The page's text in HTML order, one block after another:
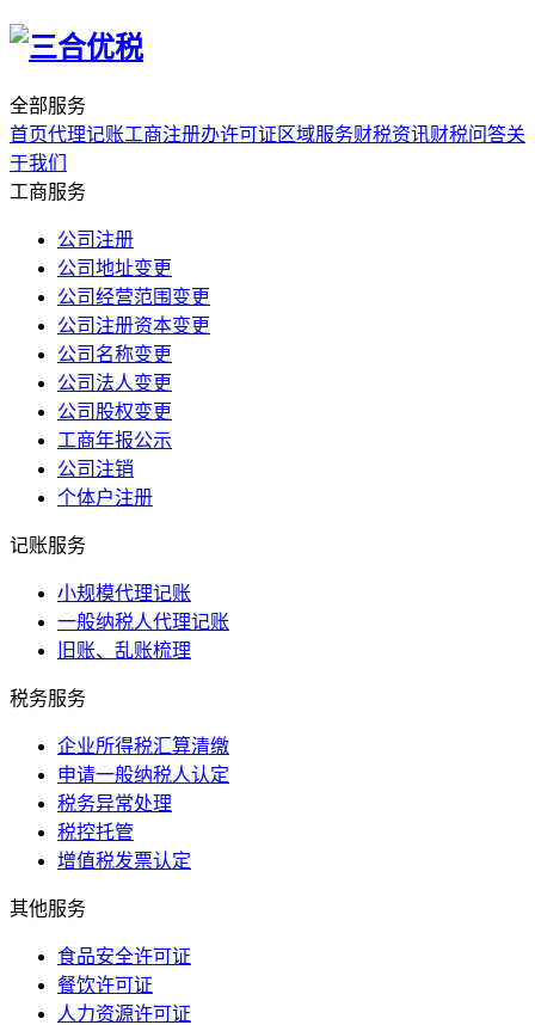
全部服务
首页代理记账工商注册办许可证 区域服务财税资讯财税问答关
于我们
工商服务
公司注册
公司地址变更
公司经营范围变更
公司注册资本变更
公司名称变更
公司法人变更
公司股权变更
工商年报公示
公司注销
个体户注册
记账服务
小规模代理记账
一般纳税人代理记账
旧账、乱账梳理
税务服务
企业所得税汇算清缴
申请一般纳税人认定
税务异常处理
税控托管
增值税发票认定
其他服务
食品安全许可证
餐饮许可证
人力资源许可证